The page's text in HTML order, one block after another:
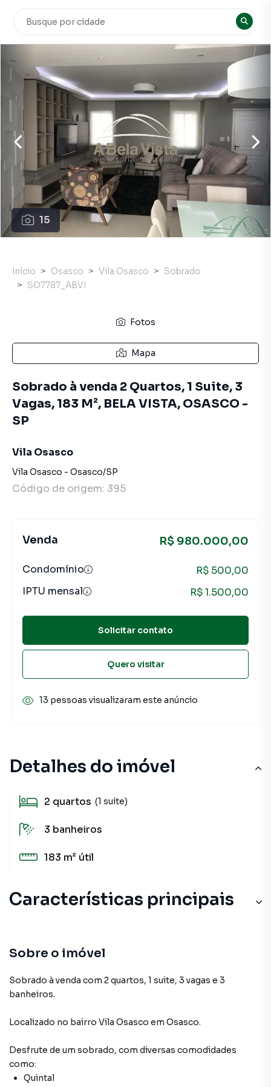
15
Detalhes do imóvel
2 quartos (1 suíte)
3 banheiros
183 m² útil
Características principais
Sobre o imóvel
Sobrado à venda com 2 quartos, 1 suite, 3 vagas e 3
banheiros.
Localizado no bairro Vila Osasco em Osasco.
Desfrute de um sobrado, com diversas comodidades
como:
Quintal
Início Osasco Vila Osasco
Sobrado
SO7787_ABVI
Fotos
Mapa
Sobrado à venda 2 Quartos, 1 Suite, 3
Vagas, 183 M², BELA VISTA, OSASCO -
SP
Vila Osasco
Vila Osasco - Osasco/SP
Código de origem: 395
Venda R$ 980.000,00
Condomínio
R$ 500,00
IPTU mensal
R$ 1.500,00
Solicitar contato
Quero visitar
13 pessoas visualizaram este anúncio